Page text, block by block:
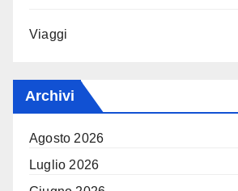
Viaggi
Archivi
Agosto 2026
Luglio 2026